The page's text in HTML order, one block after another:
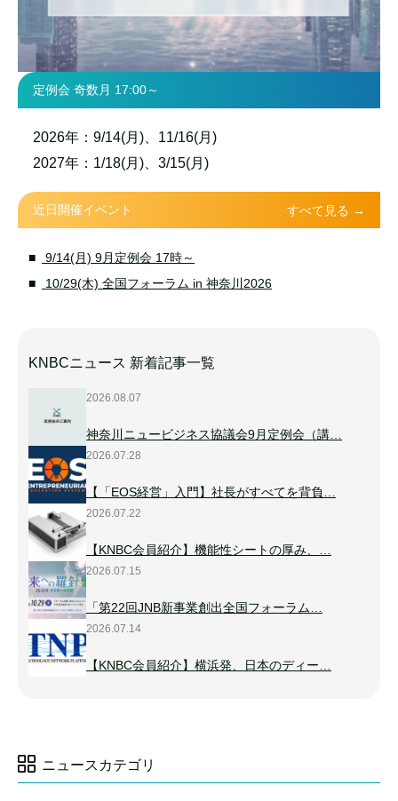
定例会 奇数月 17:00～
2026年：9/14(月)、11/16(月)
2027年：1/18(月)、3/15(月)
近日開催イベント すべて見る →
9/14(月) 9月定例会 17時～
10/29(木) 全国フォーラム in 神奈川2026
KNBCニュース 新着記事一覧
2026.08.07
神奈川ニュービジネス協議会9月定例会（講…
2026.07.28
【「EOS経営」入門】社長がすべてを背負…
2026.07.22
【KNBC会員紹介】機能性シートの厚み、…
2026.07.15
「第22回JNB新事業創出全国フォーラム…
2026.07.14
【KNBC会員紹介】横浜発、日本のディー…
ニュースカテゴリ